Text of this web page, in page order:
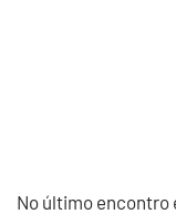
No último encontro